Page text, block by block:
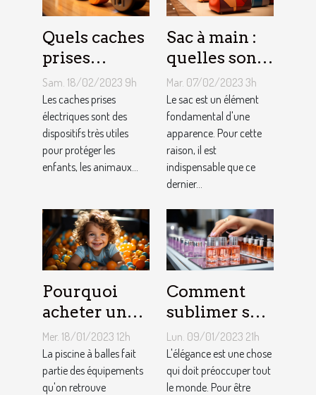
Quels caches
prises
électriques
choisir ?
Sam. 18/02/2023 9h
Les caches prises
électriques sont des
dispositifs très utiles
pour protéger les
enfants, les animaux...
Sac à main :
quelles sont
les astuces
pour faire un
choix
approprié ?
Mar. 07/02/2023 3h
Le sac est un élément
fondamental d'une
apparence. Pour cette
raison, il est
indispensable que ce
dernier...
Pourquoi
acheter une
piscine à
balles à son
bébé ?
Mer. 18/01/2023 12h
La piscine à balles fait
partie des équipements
qu'on retrouve
Comment
sublimer ses
ongles ?
Lun. 09/01/2023 21h
L'élégance est une chose
qui doit préoccuper tout
le monde. Pour être